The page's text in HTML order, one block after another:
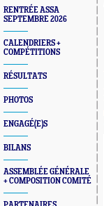
RENTRÉE ASSA
SEPTEMBRE 2026
CALENDRIERS +
COMPÉTITIONS
RÉSULTATS
PHOTOS
ENGAGÉ(E)S
BILANS
ASSEMBLÉE GÉNÉRALE
+ COMPOSITION COMITÉ